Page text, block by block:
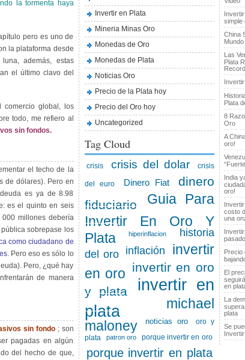
la tormenta haya
pero es uno de
la plataforma desde
además, estas
el último clavo del
comercio global, los
todo, me refiero al
sin fondos.
el techo de la
de dólares). Pero en
es ya de 8.98
es el quinto en seis
millones debería
sobrepase los
como ciudadano de
. Pero eso es sólo lo
Pero, ¿qué hay
de manera
sin fondo ; son
pagadas en algún
del hecho de que,
Invertir en Plata
Mineria Minas Oro
Monedas de Oro
Monedas de Plata
Noticias Oro
Precio de la Plata hoy
Precio del Oro hoy
Uncategorized
Tag Cloud
crisis crisis del dolar crisis
del euro Dinero Fiat dinero
fiduciario Guia Para
Invertir En Oro Y
Plata hiperinflacion historia
del oro inflación invertir
en oro invertir en oro
y plata invertir en
plata michael
maloney noticias oro oro y
plata patron oro porque invertir en oro
porque invertir en plata
simple
China
Mundo
Las
Plata
Plata
8
Oro
A
oro!
India
oro!
costo
una
Precio
El
en
La
plata
Se